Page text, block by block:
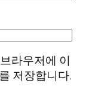
라우저에 이
저장합니다.